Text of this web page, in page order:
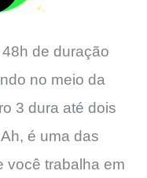
de duração
no meio da
3 dura até dois
é uma das
você trabalha em